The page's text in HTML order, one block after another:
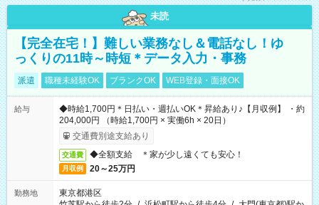
未読
【完全在宅！】難しい業務なし＆電話なし！ゆ
っくりの11時～時短＊データ入力・事務
派遣 職種未経験OK ブランクOK WEB登録・面接OK
給与
◆時給1,700円＊日払い・週払いOK＊昇給あり♪【月収例】 ・約
204,000円 （時給1,700円 × 実働6h × 20日）
交通費別途支給あり
交通費 ◆全額支給 ＊家が少し遠くても安心！
月収例 20～25万円
勤務地
東京都港区